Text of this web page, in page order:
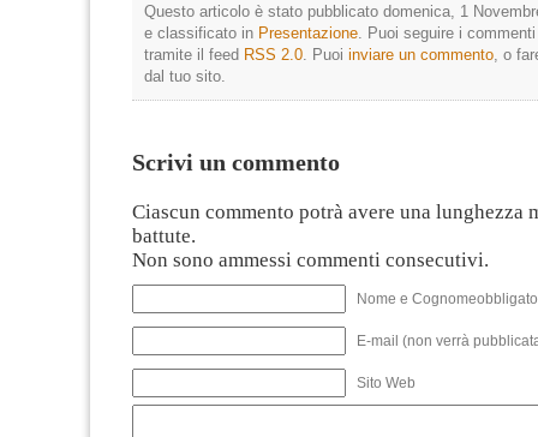
Questo articolo è stato pubblicato domenica, 1
e classificato in Presentazione . Puoi seguire i
tramite il feed RSS 2.0 . Puoi inviare un commento , o
dal tuo sito.
Scrivi un commento
Ciascun commento potrà avere una lunghezza
battute.
Non sono ammessi commenti consecutivi.
Nome e
E-mail (non verrà
Sito Web